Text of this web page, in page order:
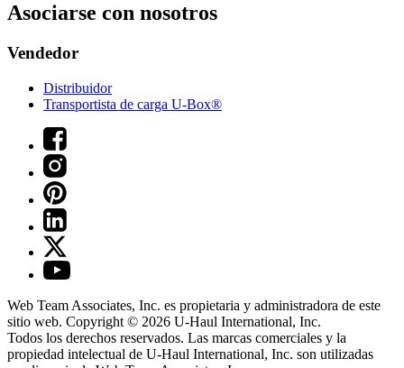
Asociarse con nosotros
Vendedor
Distribuidor
Transportista de carga U-Box®
Web Team Associates, Inc. es propietaria y administradora de este
sitio web. Copyright © 2026 U-Haul International, Inc.
Todos los derechos reservados. Las marcas comerciales y la
propiedad intelectual de U-Haul International, Inc. son utilizadas